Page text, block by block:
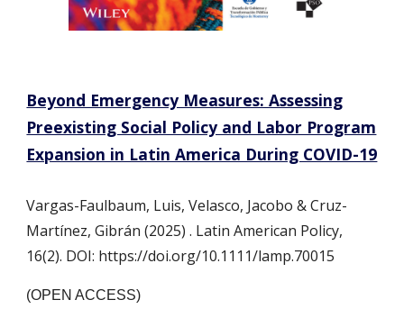
Beyond Emergency Measures: Assessing
Preexisting Social Policy and Labor Program
Expansion in Latin America During COVID-19
Vargas-Faulbaum, Luis, Velasco, Jacobo & Cruz-
Martínez, Gibrán (2025) . Latin American Policy,
16(2). DOI: https://doi.org/10.1111/lamp.70015
(OPEN ACCESS)